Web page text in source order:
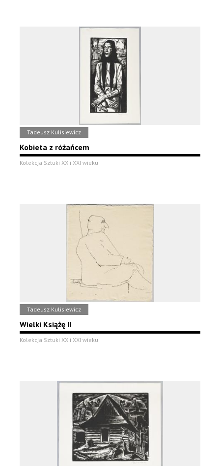
Tadeusz Kulisiewicz
Kobieta z różańcem
Kolekcja Sztuki XX i XXI wieku
Tadeusz Kulisiewicz
Wielki Książę II
Kolekcja Sztuki XX i XXI wieku